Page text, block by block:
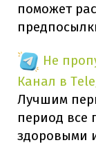
поможет
Не
Канал в
Лучшим
период все
здоровыми